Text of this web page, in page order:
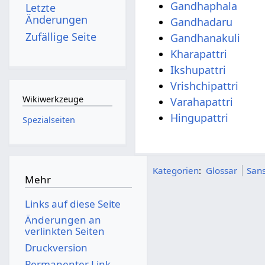
Gandhaphala
Gandhadaru
Gandhanakuli
Kharapattri
Ikshupattri
Vrishchipattri
Varahapattri
Hingupattri
Kategorien: Glossar
Letzte
Änderungen
Zufällige Seite
Wikiwerkzeuge
Spezialseiten
Mehr
Links auf diese Seite
Änderungen an
verlinkten Seiten
Druckversion